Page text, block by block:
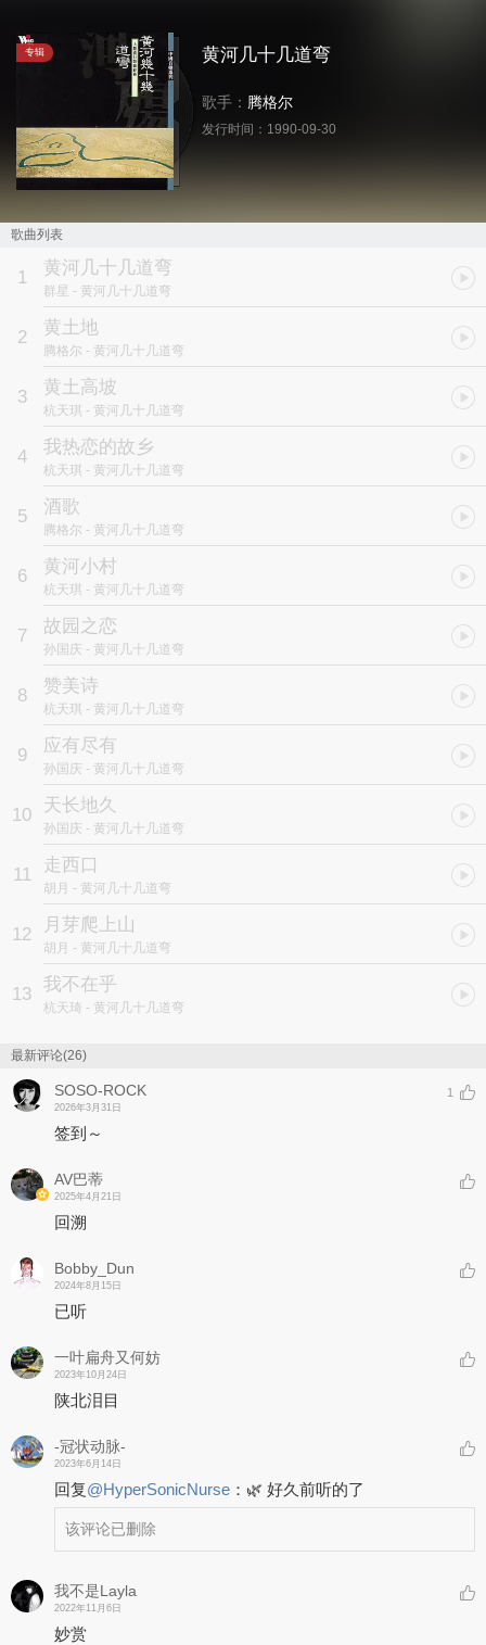
专辑 黄河几十几道弯
歌手： 腾格尔
发行时间： 1990-09-30
歌曲列表
1 黄河几十几道弯
群星 - 黄河几十几道弯
2 黄土地
腾格尔 - 黄河几十几道弯
3 黄土高坡
杭天琪 - 黄河几十几道弯
4 我热恋的故乡
杭天琪 - 黄河几十几道弯
5 酒歌
腾格尔 - 黄河几十几道弯
6 黄河小村
杭天琪 - 黄河几十几道弯
7 故园之恋
孙国庆 - 黄河几十几道弯
8 赞美诗
杭天琪 - 黄河几十几道弯
9 应有尽有
孙国庆 - 黄河几十几道弯
10 天长地久
孙国庆 - 黄河几十几道弯
11 走西口
胡月 - 黄河几十几道弯
12 月芽爬上山
胡月 - 黄河几十几道弯
13 我不在乎
杭天琦 - 黄河几十几道弯
最新评论(26)
SOSO-ROCK
2026年3月31日
1
签到～
AV巴蒂
2025年4月21日
回溯
Bobby_Dun
2024年8月15日
已听
一叶扁舟又何妨
2023年10月24日
陕北泪目
-冠状动脉-
2023年6月14日
回复@HyperSonicNurse ： 🌿 好久前听的了
该评论已删除
我不是Layla
2022年11月6日
妙赏